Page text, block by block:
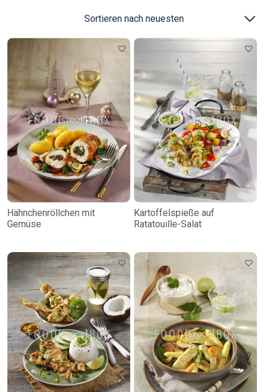
Hähnchenröllchen mit
Gemüse
Kartoffelspieße auf
Ratatouille-Salat